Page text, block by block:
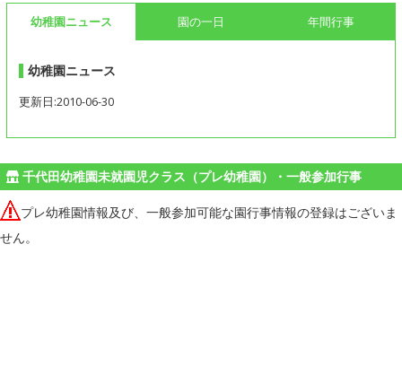
幼稚園ニュース 園の一日 年間行事
幼稚園ニュース
更新日:2010-06-30
千代田幼稚園未就園児クラス（プレ幼稚園）・一般参加行事
プレ幼稚園情報及び、一般参加可能な園行事情報の登録はございま
せん。